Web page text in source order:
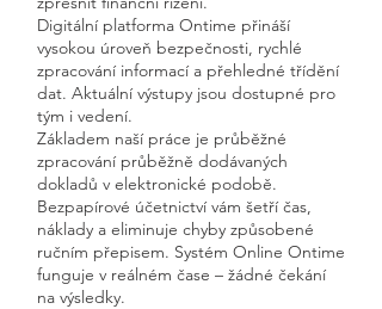
Digitální platforma Ontime přináší
vysokou úroveň bezpečnosti, rychlé
zpracování informací a přehledné třídění
dat. Aktuální výstupy jsou dostupné pro
tým i vedení.
Základem naší práce je průběžné
zpracování průběžně dodávaných
dokladů v elektronické podobě.
Bezpapírové účetnictví vám šetří čas,
náklady a eliminuje chyby způsobené
ručním přepisem. Systém Online Ontime
funguje v reálném čase – žádné čekání
na výsledky.